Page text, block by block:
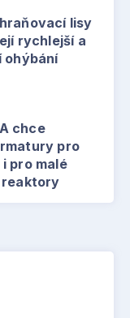
lisy
rychlejší a
ohýbání
chce
pro
pro malé
reaktory